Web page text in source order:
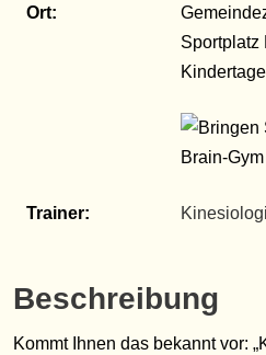
Ort:
Sportplatz
Trainer:
Beschreibung
Kommt Ihnen das bekannt vor: